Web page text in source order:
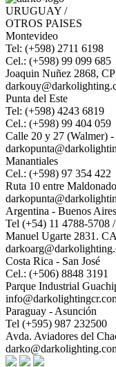
URUGUAY /
OTROS PAISES
Montevideo
Tel: (+598) 2711 6198
Cel.: (+598) 99 099 685
Joaquin Nuñez 2868,
Punta del Este
Tel: (+598) 4243 6819
Cel.: (+598) 99 404 059
Calle 20 y 27 (Walmer)
Manantiales
Cel.: (+598) 97 354 422
Ruta 10 entre
Argentina - Buenos Aires
Tel (+54) 11 4788-5708
Manuel Ugarte 2831.
Costa Rica - San José
Cel.: (+506) 8848 3191
Parque Industrial
Paraguay - Asunción
Tel (+595) 987 232500
Avda. Aviadores del